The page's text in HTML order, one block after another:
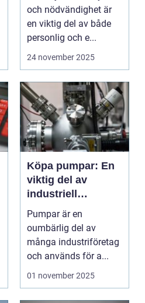
och nödvändighet är
en viktig del av både
personlig och e...
24 november 2025
Köpa pumpar: En
viktig del av
industriell
pumpning
Pumpar är en
oumbärlig del av
många industriföretag
och används för a...
01 november 2025